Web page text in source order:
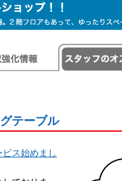
テーブル
ス始めまし